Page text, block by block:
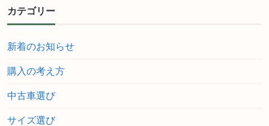
カテゴリー
新着のお知らせ
購入の考え方
中古車選び
サイズ選び